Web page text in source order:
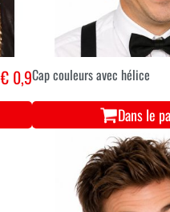
€ 0,9Cap couleurs avec hélice
Dans le